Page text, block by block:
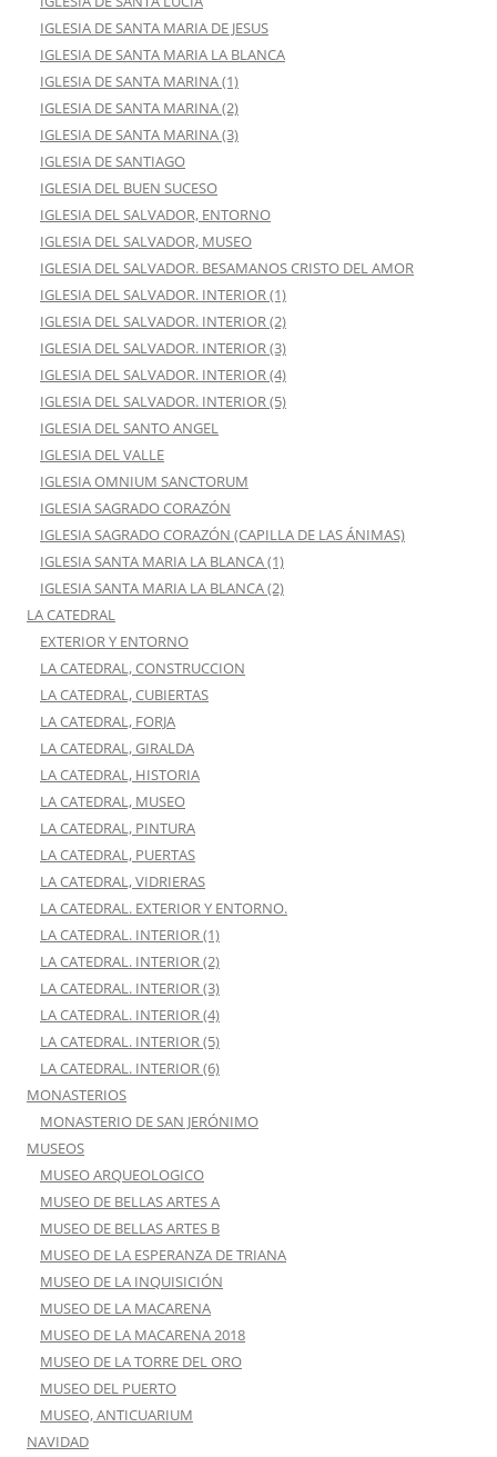
IGLESIA DE SANTA MARIA DE JESUS
IGLESIA DE SANTA MARIA LA BLANCA
IGLESIA DE SANTA MARINA (1)
IGLESIA DE SANTA MARINA (2)
IGLESIA DE SANTA MARINA (3)
IGLESIA DE SANTIAGO
IGLESIA DEL BUEN SUCESO
IGLESIA DEL SALVADOR, ENTORNO
IGLESIA DEL SALVADOR, MUSEO
IGLESIA DEL SALVADOR. BESAMANOS CRISTO DEL AMOR
IGLESIA DEL SALVADOR. INTERIOR (1)
IGLESIA DEL SALVADOR. INTERIOR (2)
IGLESIA DEL SALVADOR. INTERIOR (3)
IGLESIA DEL SALVADOR. INTERIOR (4)
IGLESIA DEL SALVADOR. INTERIOR (5)
IGLESIA DEL SANTO ANGEL
IGLESIA DEL VALLE
IGLESIA OMNIUM SANCTORUM
IGLESIA SAGRADO CORAZÓN
IGLESIA SAGRADO CORAZÓN (CAPILLA DE LAS ÁNIMAS)
IGLESIA SANTA MARIA LA BLANCA (1)
IGLESIA SANTA MARIA LA BLANCA (2)
LA CATEDRAL
EXTERIOR Y ENTORNO
LA CATEDRAL, CONSTRUCCION
LA CATEDRAL, CUBIERTAS
LA CATEDRAL, FORJA
LA CATEDRAL, GIRALDA
LA CATEDRAL, HISTORIA
LA CATEDRAL, MUSEO
LA CATEDRAL, PINTURA
LA CATEDRAL, PUERTAS
LA CATEDRAL, VIDRIERAS
LA CATEDRAL. EXTERIOR Y ENTORNO.
LA CATEDRAL. INTERIOR (1)
LA CATEDRAL. INTERIOR (2)
LA CATEDRAL. INTERIOR (3)
LA CATEDRAL. INTERIOR (4)
LA CATEDRAL. INTERIOR (5)
LA CATEDRAL. INTERIOR (6)
MONASTERIOS
MONASTERIO DE SAN JERÓNIMO
MUSEOS
MUSEO ARQUEOLOGICO
MUSEO DE BELLAS ARTES A
MUSEO DE BELLAS ARTES B
MUSEO DE LA ESPERANZA DE TRIANA
MUSEO DE LA INQUISICIÓN
MUSEO DE LA MACARENA
MUSEO DE LA MACARENA 2018
MUSEO DE LA TORRE DEL ORO
MUSEO DEL PUERTO
MUSEO, ANTICUARIUM
NAVIDAD